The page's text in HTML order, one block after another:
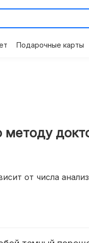
Подарочные карты
от числа